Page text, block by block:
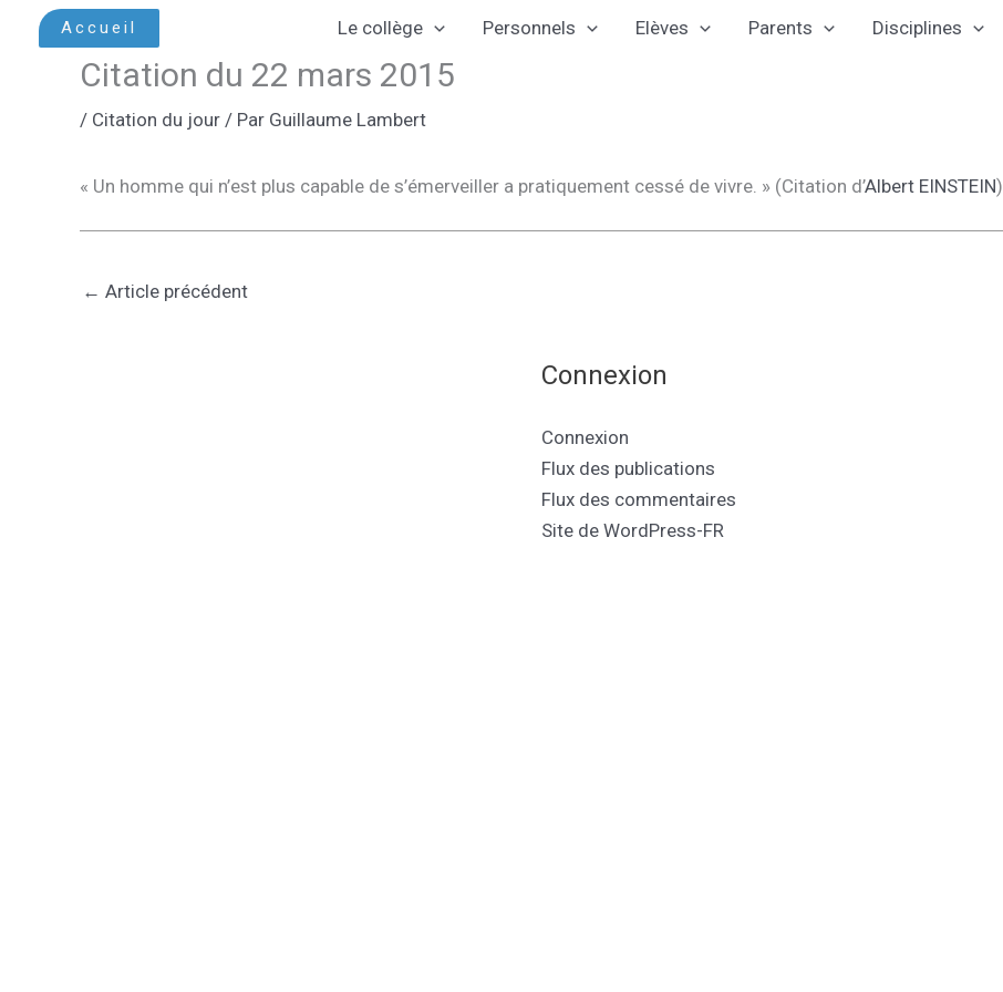
Accueil Le collège Personnels Elèves Parents Disciplines
Citation du 22 mars 2015
/ Citation du jour / Par Guillaume Lambert
« Un homme qui n’est plus capable de s’émerveiller a pratiquement cessé de vivre. » (Citation d’Albert EINSTEIN)
← Article précédent
Connexion
Connexion
Flux des publications
Flux des commentaires
Site de WordPress-FR